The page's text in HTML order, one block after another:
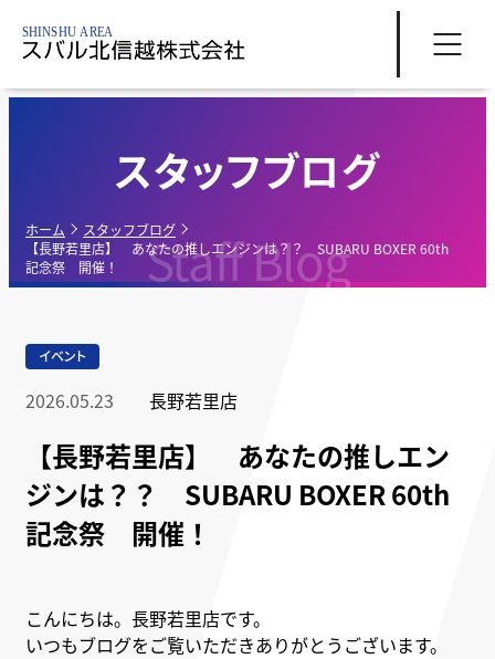
Staff Blog
スタッフブログ
ホーム
スタッフブログ
【長野若里店】 あなたの推しエンジンは？？ SUBARU BOXER 60th
記念祭 開催！
イベント
2026.05.23 長野若里店
【長野若里店】 あなたの推しエン
ジンは？？ SUBARU BOXER 60th
記念祭 開催！
こんにちは。長野若里店です。
いつもブログをご覧いただきありがとうございます。